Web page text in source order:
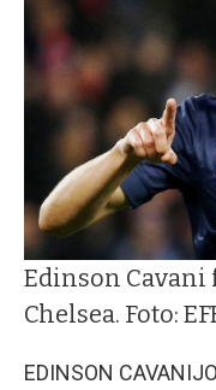
Edinson Cavani
Chelsea. Foto:
EDINSON CAVANI